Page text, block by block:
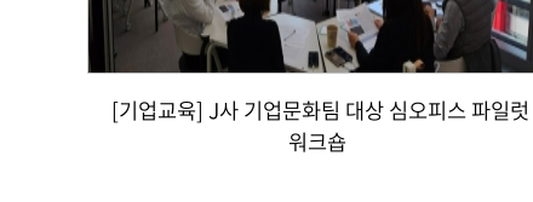
[기업교육] J사 기업문화팀 대상 심오피스 파일럿
워크숍